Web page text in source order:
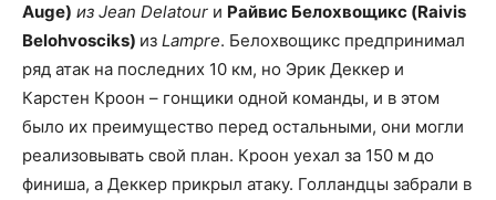
Auge) из Jean Delatour и Райвис Белохвощикс (Raivis
Belohvosciks) из Lampre. Белохвощикс предпринимал
ряд атак на последних 10 км, но Эрик Деккер и
Карстен Кроон – гонщики одной команды, и в этом
было их преимущество перед остальными, они могли
реализовывать свой план. Кроон уехал за 150 м до
финиша, а Деккер прикрыл атаку. Голландцы забрали в